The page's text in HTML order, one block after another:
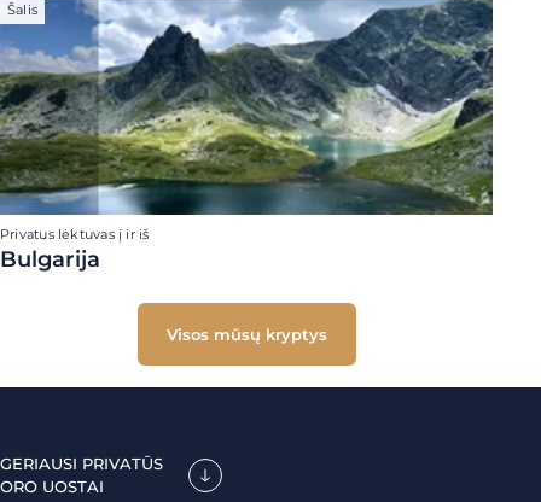
Šalis
Privatus lėktuvas į ir iš
Bulgarija
Visos mūsų kryptys
GERIAUSI PRIVATŪS
ORO UOSTAI